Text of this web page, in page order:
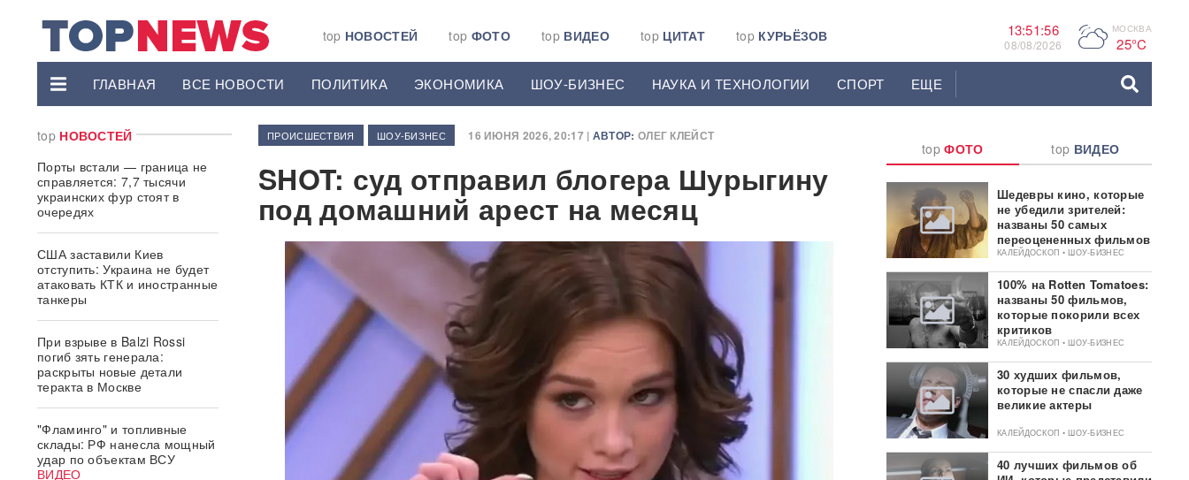
top НОВОСТЕЙ top ФОТО top ВИДЕО top ЦИТАТ top КУРЬЁЗОВ 13:51:57
08/08/2026 P МОСКВА
25°C
ГЛАВНАЯ ВСЕ НОВОСТИ ПОЛИТИКА ЭКОНОМИКА ШОУ-БИЗНЕС НАУКА И ТЕХНОЛОГИИ СПОРТ ЕЩЕ
top НОВОСТЕЙ
Порты встали — граница не
справляется: 7,7 тысячи
украинских фур стоят в
очередях
США заставили Киев
отступить: Украина не будет
атаковать КТК и иностранные
танкеры
При взрыве в Balzi Rossi
погиб зять генерала:
раскрыты новые детали
теракта в Москве
"Фламинго" и топливные
склады: РФ нанесла мощный
удар по объектам ВСУ
ВИДЕО
ПРОИСШЕСТВИЯ ШОУ-БИЗНЕС 16 ИЮНЯ 2026, 20:17 | АВТОР: ОЛЕГ КЛЕЙСТ
SHOT: суд отправил блогера Шурыгину
под домашний арест на месяц
topФОТО top ВИДЕО
Шедевры кино, которые
не убедили зрителей:
названы 50 самых
переоцененных фильмов
КАЛЕЙДОСКОП • ШОУ-БИЗНЕС
100% на Rotten Tomatoes:
названы 50 фильмов,
которые покорили всех
критиков
КАЛЕЙДОСКОП • ШОУ-БИЗНЕС
30 худших фильмов,
которые не спасли даже
великие актеры
КАЛЕЙДОСКОП • ШОУ-БИЗНЕС
40 лучших фильмов об